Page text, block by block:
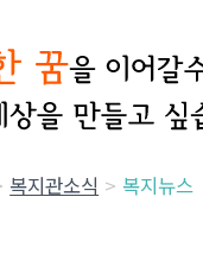
복지관소식 복지뉴스